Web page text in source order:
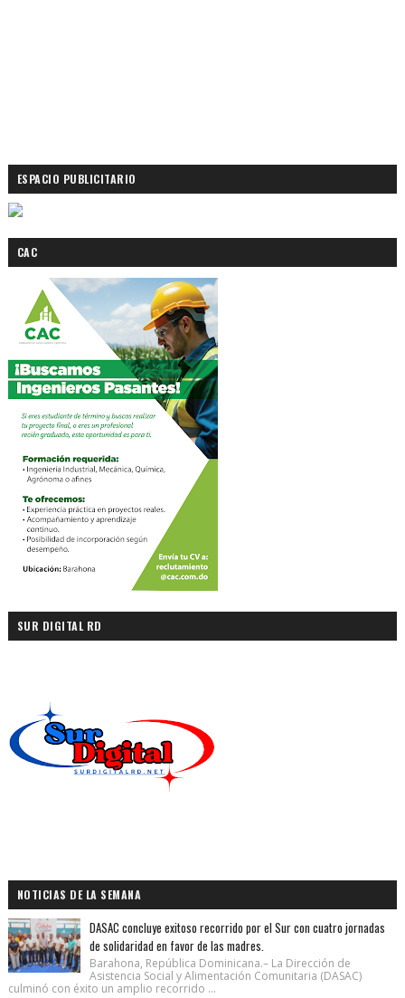
ESPACIO PUBLICITARIO
CAC
SUR DIGITAL RD
NOTICIAS DE LA SEMANA
DASAC concluye exitoso recorrido por el Sur con cuatro jornadas
de solidaridad en favor de las madres.
Barahona, República Dominicana.– La Dirección de
Asistencia Social y Alimentación Comunitaria (DASAC)
culminó con éxito un amplio recorrido ...